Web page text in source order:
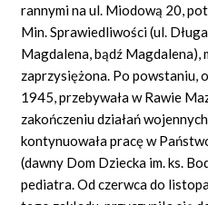
rannymi na ul. Miodową 20,
Min. Sprawiedliwości (ul.
Magdalena, bądź Magdalena),
zaprzysiężona. Po powstaniu,
1945, przebywała w Rawie
zakończeniu działań
kontynuowała pracę w
(dawny Dom Dziecka im. ks.
pediatra. Od czerwca do